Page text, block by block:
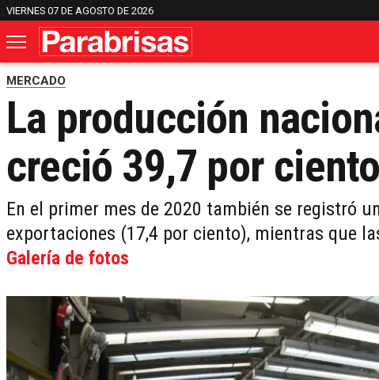
VIERNES 07 DE AGOSTO DE 2026
MERCADO
La producción
creció 39,7 por
En el primer mes de 2020 también se registró
exportaciones (17,4 por ciento), mientras que
Galería de fotos